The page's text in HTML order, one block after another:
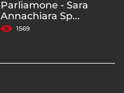
Parliamone - Sara
Annachiara Sp...
1569